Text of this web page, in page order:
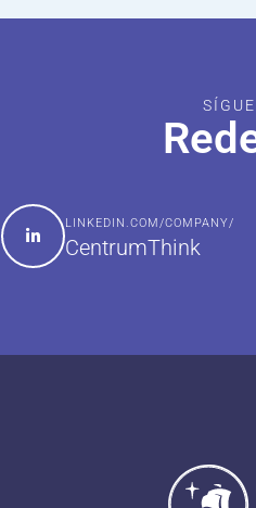
LINKEDIN.COM/COMPANY/
CentrumThink